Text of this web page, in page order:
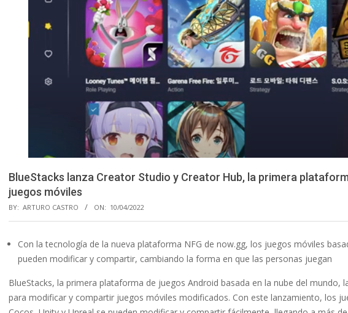
BlueStacks lanza Creator Studio y Creator Hub, la primera
juegos móviles
BY: ARTURO CASTRO ON: 10/04/2022
Con la tecnología de la nueva plataforma NFG de now.gg, los juegos móviles
pueden modificar y compartir, cambiando la forma en que las personas juegan
BlueStacks, la primera plataforma de juegos Android basada en la nube del mundo,
para modificar y compartir juegos móviles modificados. Con este lanzamiento, los